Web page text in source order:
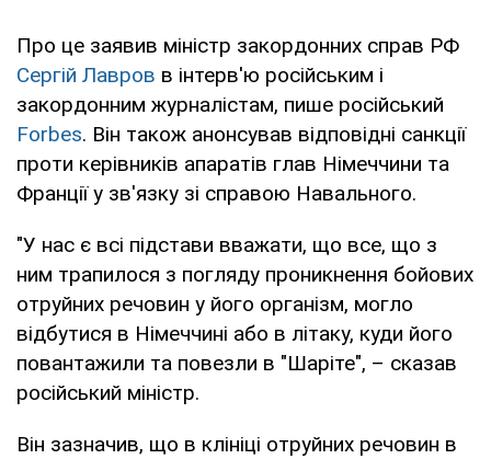
Про це заявив міністр закордонних справ РФ
Сергій Лавров в інтерв'ю російським і
закордонним журналістам, пише російський
Forbes. Він також анонсував відповідні санкції
проти керівників апаратів глав Німеччини та
Франції у зв'язку зі справою Навального.
"У нас є всі підстави вважати, що все, що з
ним трапилося з погляду проникнення бойових
отруйних речовин у його організм, могло
відбутися в Німеччині або в літаку, куди його
повантажили та повезли в "Шаріте", – сказав
російський міністр.
Він зазначив, що в клініці отруйних речовин в